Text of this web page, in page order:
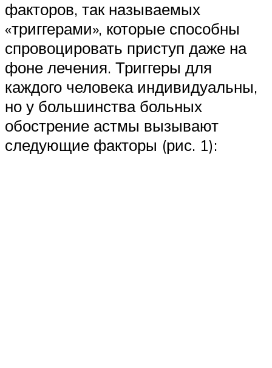
факторов, так называемых
«триггерами», которые способны
спровоцировать приступ даже на
фоне лечения. Триггеры для
каждого человека индивидуальны,
но у большинства больных
обострение астмы вызывают
следующие факторы (рис. 1):